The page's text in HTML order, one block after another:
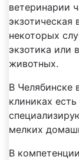
ветеринарии
некоторых
экзотика или
животных.
В Челябинске
клиниках
мелких
В